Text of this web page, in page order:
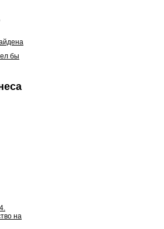
бы
на